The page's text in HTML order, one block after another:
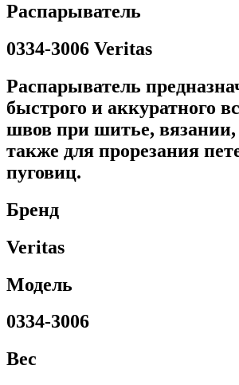
Распарыватель
0334-3006 Veritas
Распарыватель
быстрого и аккуратного
швов при шитье, вязании,
также для прорезания
пуговиц.
Бренд
Veritas
Модель
0334-3006
Вес